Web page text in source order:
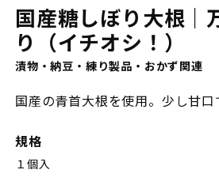
国産糖しぼり大根｜
り（イチオシ！）
漬物・納豆・練り製品・おかず関連
国産の青首大根を使用。少し甘
規格
１個入